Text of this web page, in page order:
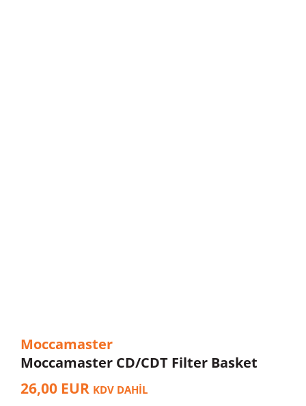
Moccamaster
Moccamaster CD/CDT Filter Basket
26,00 EUR KDV DAHİL